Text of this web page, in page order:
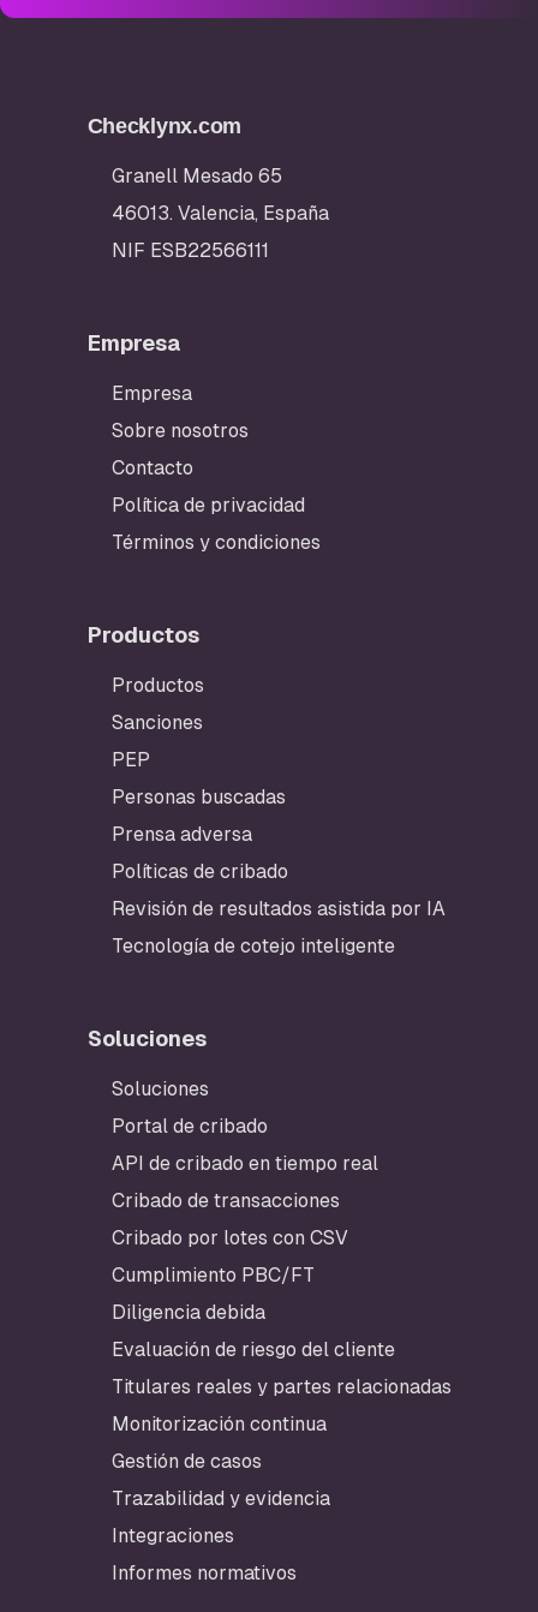
Checklynx.com
Granell Mesado 65
46013. Valencia, España
NIF ESB22566111
Empresa
Empresa
Sobre nosotros
Contacto
Política de privacidad
Términos y condiciones
Productos
Productos
Sanciones
PEP
Personas buscadas
Prensa adversa
Políticas de cribado
Revisión de resultados asistida por IA
Tecnología de cotejo inteligente
Soluciones
Soluciones
Portal de cribado
API de cribado en tiempo real
Cribado de transacciones
Cribado por lotes con CSV
Cumplimiento PBC/FT
Diligencia debida
Evaluación de riesgo del cliente
Titulares reales y partes relacionadas
Monitorización continua
Gestión de casos
Trazabilidad y evidencia
Integraciones
Informes normativos